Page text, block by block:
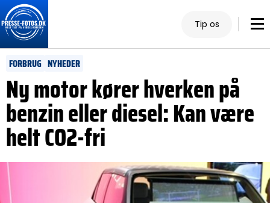
Tip os
FORBRUG NYHEDER
Ny motor kører hverken på
benzin eller diesel: Kan være
helt CO2-fri